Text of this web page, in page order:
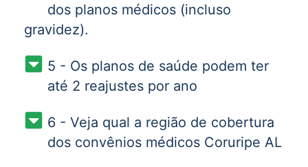
dos planos médicos (incluso
gravidez).
5 - Os planos de saúde podem ter
até 2 reajustes por ano
6 - Veja qual a região de cobertura
dos convênios médicos Coruripe AL